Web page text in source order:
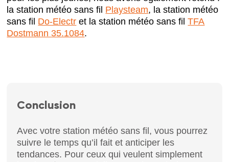
la station météo sans fil Playsteam, la station météo
sans fil Do-Electr et la station météo sans filTFA
Dostmann 35.1084.
Conclusion
Avec votre station météo sans fil, vous pourrez
suivre le temps qu’il fait et anticiper les
tendances. Pour ceux qui veulent simplement